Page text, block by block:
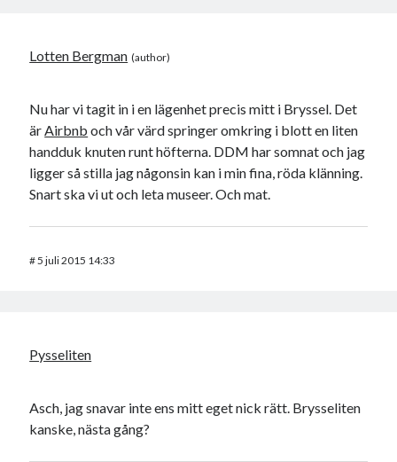
Lotten Bergman
Nu har vi tagit in i en lägenhet precis mitt i Bryssel. Det
ärAirbnb och vår värd springer omkring i blott en liten
handduk knuten runt höfterna. DDM har somnat och jag
ligger så stilla jag någonsin kan i min fina, röda klänning.
Snart ska vi ut och leta museer. Och mat.
#5 juli 2015 14:33
Pysseliten
Asch, jag snavar inte ens mitt eget nick rätt. Brysseliten
kanske, nästa gång?